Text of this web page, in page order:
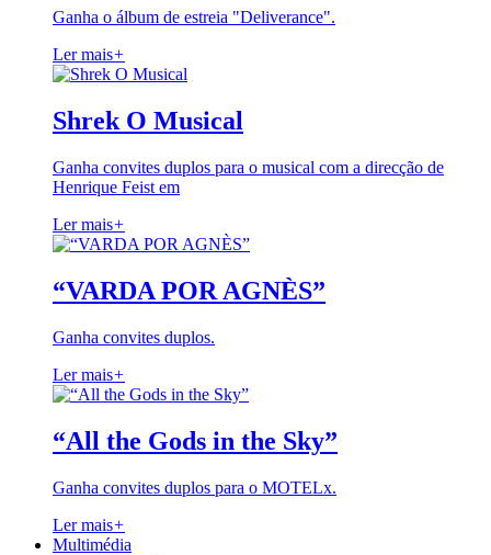
Ganha o álbum de estreia "Deliverance".
Ler mais+
Shrek O Musical
Ganha convites duplos para o musical com a direcção de
Henrique Feist em
Ler mais+
“VARDA POR AGNÈS”
Ganha convites duplos.
Ler mais+
“All the Gods in the Sky”
Ganha convites duplos para o MOTELx.
Ler mais+
Multimédia